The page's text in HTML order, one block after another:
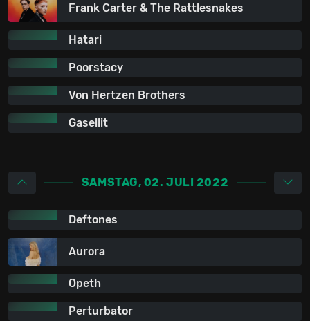
Frank Carter & The Rattlesnakes
Hatari
Poorstacy
Von Hertzen Brothers
Gasellit
SAMSTAG, 02. JULI 2022
Deftones
Aurora
Opeth
Perturbator